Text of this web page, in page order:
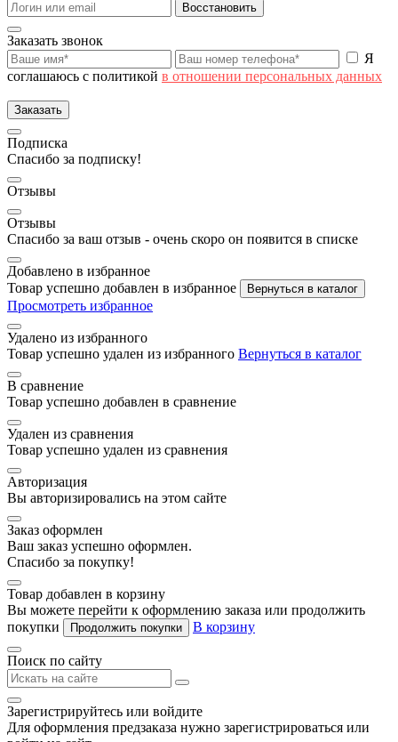
Восстановить
Заказать звонок
Я
соглашаюсь с политикой в отношении персональных данных
Заказать
Подписка
Спасибо за подписку!
Отзывы
Отзывы
Спасибо за ваш отзыв - очень скоро он появится в списке
Добавлено в избранное
Товар успешно добавлен в избранное
Вернуться в каталог
Просмотреть избранное
Удалено из избранного
Товар успешно удален из избранного Вернуться в каталог
В сравнение
Товар успешно добавлен в сравнение
Удален из сравнения
Товар успешно удален из сравнения
Авторизация
Вы авторизировались на этом сайте
Заказ оформлен
Ваш заказ успешно оформлен.
Спасибо за покупку!
Товар добавлен в корзину
Вы можете перейти к оформлению заказа или продолжить
покупки
Продолжить покупки В корзину
Поиск по сайту
Зарегистрируйтесь или войдите
Для оформления предзаказа нужно зарегистрироваться или